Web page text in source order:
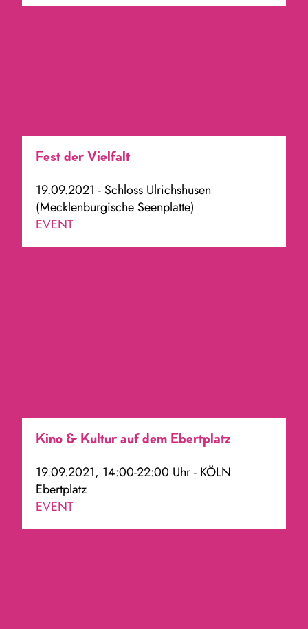
Fest der Vielfalt
19.09.2021 - Schloss Ulrichshusen
(Mecklenburgische Seenplatte)
EVENT
Kino & Kultur auf dem Ebertplatz
19.09.2021, 14:00-22:00 Uhr - KÖLN
Ebertplatz
EVENT